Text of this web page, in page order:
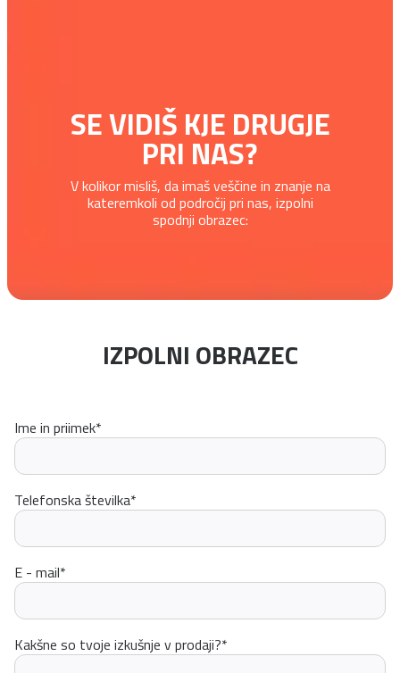
SE VIDIŠ KJE DRUGJE
PRI NAS?
V kolikor misliš, da imaš veščine in znanje na
kateremkoli od področij pri nas, izpolni
spodnji obrazec:
IZPOLNI OBRAZEC
Ime in priimek*
Telefonska številka*
E - mail*
Kakšne so tvoje izkušnje v prodaji?*